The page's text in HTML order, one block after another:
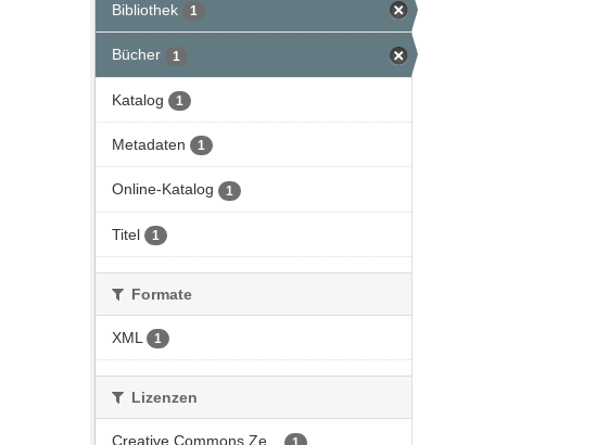
Bibliothek 1
Bücher 1
Katalog 1
Metadaten 1
Online-Katalog 1
Titel 1
Formate
XML 1
Lizenzen
Creative Commons Ze...